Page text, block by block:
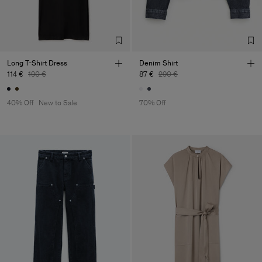
Long T-Shirt Dress
114 € 190 €
40% Off New to Sale
Denim Shirt
87 € 290 €
70% Off